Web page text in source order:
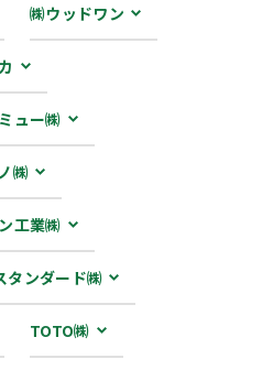
㈱ウッドワン
ュー㈱
㈱
工業㈱
タンダード㈱
TOTO㈱